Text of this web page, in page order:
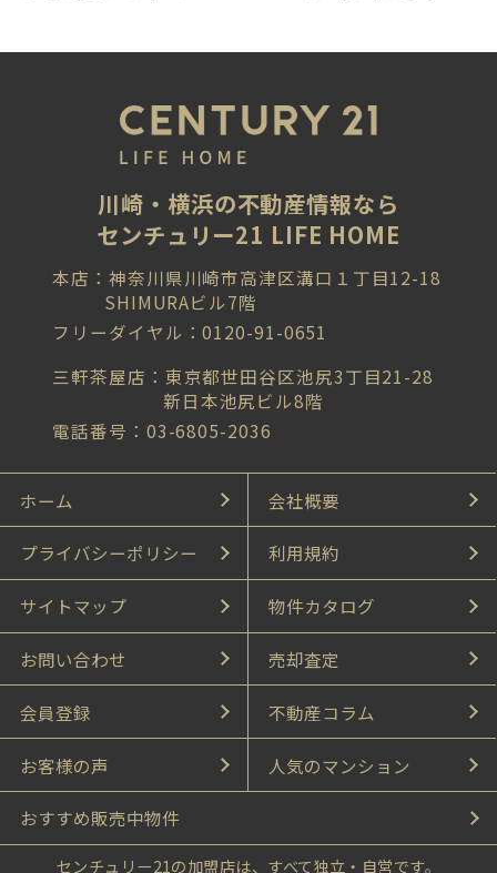
川崎・横浜の不動産情報なら
センチュリー21 LIFE HOME
本店：神奈川県川崎市高津区溝口１丁目12-18
SHIMURAビル7階
フリーダイヤル：0120-91-0651
三軒茶屋店：東京都世田谷区池尻3丁目21-28
新日本池尻ビル8階
電話番号：03-6805-2036
ホーム 会社概要
プライバシーポリシー 利用規約
サイトマップ 物件カタログ
お問い合わせ 売却査定
会員登録 不動産コラム
お客様の声 人気のマンション
おすすめ販売中物件
センチュリー21の加盟店は、すべて独立・自営です。